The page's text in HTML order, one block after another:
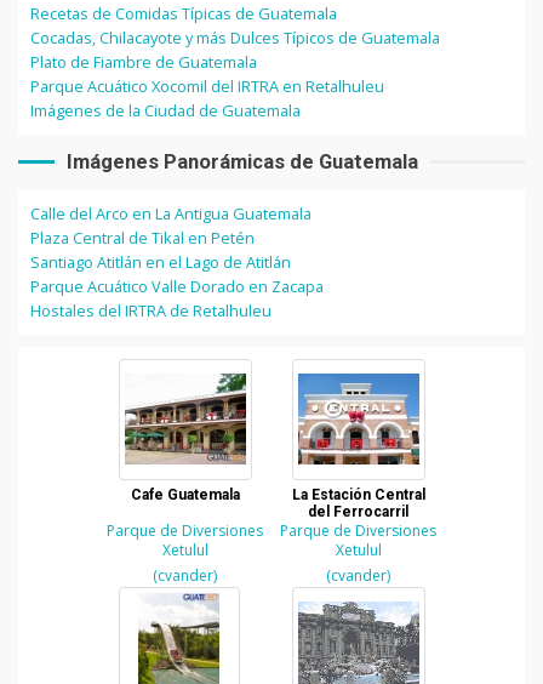
Recetas de Comidas Típicas de Guatemala
Cocadas, Chilacayote y más Dulces Típicos de Guatemala
Plato de Fiambre de Guatemala
Parque Acuático Xocomil del IRTRA en Retalhuleu
Imágenes de la Ciudad de Guatemala
Imágenes Panorámicas de Guatemala
Calle del Arco en La Antigua Guatemala
Plaza Central de Tikal en Petén
Santiago Atitlán en el Lago de Atitlán
Parque Acuático Valle Dorado en Zacapa
Hostales del IRTRA de Retalhuleu
Cafe Guatemala
Parque de Diversiones
Xetulul
(cvander)
La Estación Central
del Ferrocarril
Parque de Diversiones
Xetulul
(cvander)